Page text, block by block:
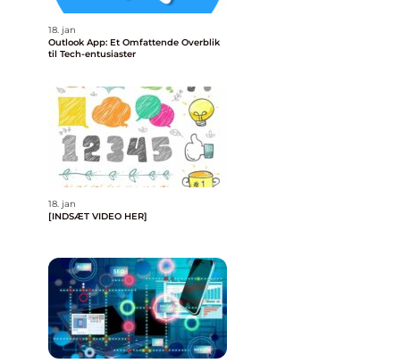
18. jan
Outlook App: Et Omfattende Overblik
til Tech-entusiaster
18. jan
[INDSÆT VIDEO HER]